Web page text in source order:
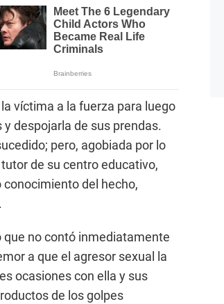
víctima a la fuerza para luego
despojarla de sus prendas.
pero, agobiada por lo
de su centro educativo,
del hecho,
que no contó inmediatamente
a que el agresor sexual la
ocasiones con ella y sus
de los golpes